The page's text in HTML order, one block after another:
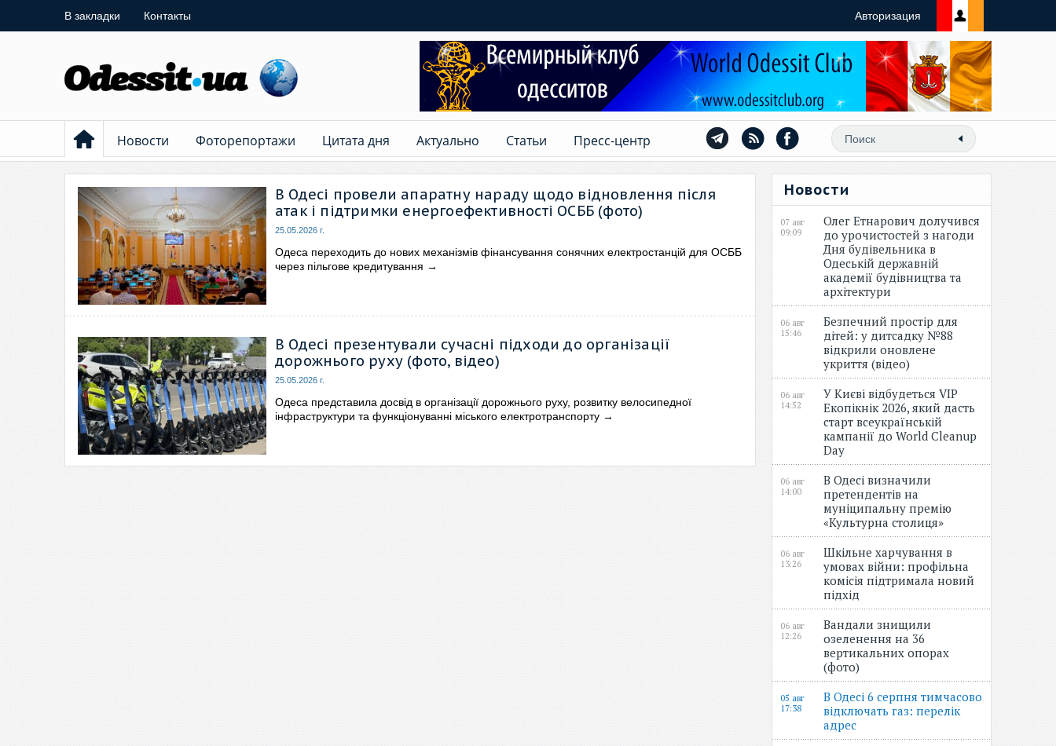
В закладки Контакты Авторизация
Новости Фоторепортажи Цитата дня Актуально Статьи Пресс-центр
В Одесі провели апаратну нараду щодо відновлення після
атак і підтримки енергоефективності ОСББ (фото)
25.05.2026 г.
Одеса переходить до нових механізмів фінансування сонячних електростанцій для ОСББ
через пільгове кредитування →
В Одесі презентували сучасні підходи до організації
дорожнього руху (фото, відео)
25.05.2026 г.
Одеса представила досвід в організації дорожнього руху, розвитку велосипедної
інфраструктури та функціонуванні міського електротранспорту →
Новости
07 авг
09:09
Олег Етнарович долучився
до урочистостей з нагоди
Дня будівельника в
Одеській державній
академії будівництва та
архітектури
06 авг
15:46
Безпечний простір для
дітей: у дитсадку №88
відкрили оновлене
укриття (відео)
06 авг
14:52
У Києві відбудеться VIP
Екопікнік 2026, який дасть
старт всеукраїнській
кампанії до World Cleanup
Day
06 авг
14:00
В Одесі визначили
претендентів на
муніципальну премію
«Культурна столиця»
06 авг
13:26
Шкільне харчування в
умовах війни: профільна
комісія підтримала новий
підхід
06 авг
12:26
Вандали знищили
озеленення на 36
вертикальних опорах
(фото)
05 авг
17:38
В Одесі 6 серпня тимчасово
відключать газ: перелік
адрес